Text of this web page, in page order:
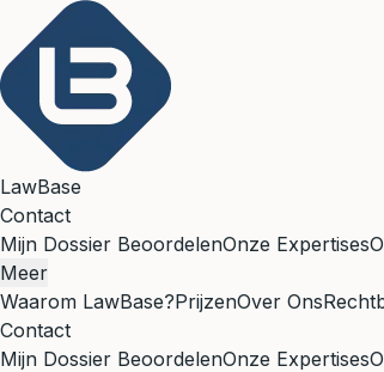
LawBase
Contact
Mijn Dossier BeoordelenOnze Expertises
Meer
Waarom LawBase?PrijzenOver Ons
Contact
Mijn Dossier BeoordelenOnze Expertises